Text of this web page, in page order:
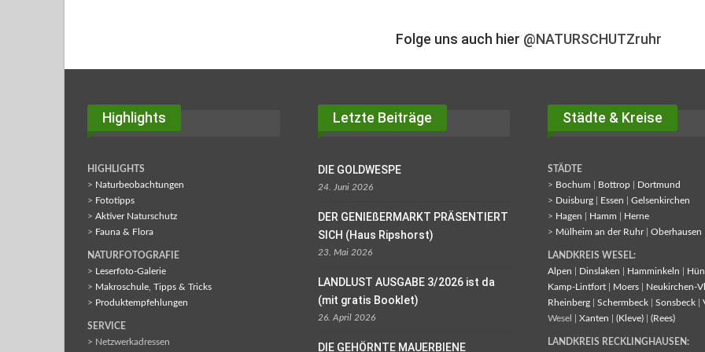
Folge uns auch hier @NATURSCHUTZruhr
Highlights
HIGHLIGHTS
> Naturbeobachtungen
> Fototipps
> Aktiver Naturschutz
> Fauna & Flora
NATURFOTOGRAFIE
>
Leserfoto-Galerie
> Makroschule, Tipps & Tricks
> Produktempfehlungen
SERVICE
> Netzwerkadressen
Letzte Beiträge
DIE GOLDWESPE
24. Juni 2026
DER GENIEßERMARKT PRÄSENTIERT
SICH (Haus Ripshorst)
23. Mai 2026
LANDLUST AUSGABE 3/2026 ist da
(mit gratis Booklet)
26. April 2026
DIE GEHÖRNTE MAUERBIENE
Städte & Kreise
STÄDTE
> Bochum Bottrop
Dortmund
> Duisburg Essen
Gelsenkirchen
> Hagen Hamm
Herne
> Mülheim an der Ruhr| Oberhausen
LANDKREIS WESEL:
Alpen
Dinslaken Hamminkeln
Kamp-Lintfort
Moers
Neukirchen-
Rheinberg
Schermbeck Sonsbeck
Wesel | Xanten (Kleve) (Rees)
LANDKREIS RECKLINGHAUSEN: